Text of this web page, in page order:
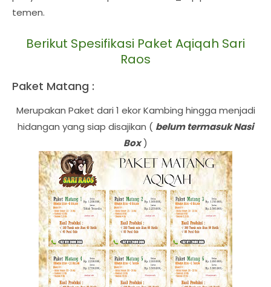
temen.
Berikut Spesifikasi Paket Aqiqah Sari
Raos
Paket Matang :
Merupakan Paket dari 1 ekor Kambing hingga menjadi
hidangan yang siap disajikan ( belum termasuk Nasi
Box)